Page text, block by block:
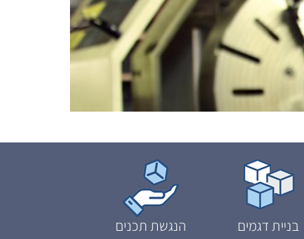
בניית דגמים הנגשת תכנים